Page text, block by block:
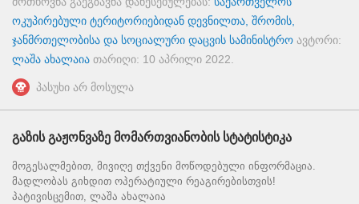
ოკუპირებული ტერიტორიებიდან დევნილთა, შრომის,
ჯანმრთელობისა და სოციალური დაცვის სამინისტრო ავტორი:
ლაშა ახალაია თარიღი: 10 აპრილი 2022
პასუხი არ მოსულა
გაზის გაჟონვაზე მომართვიანობის სტატისტიკა
მოგესალმებით, მივიღე თქვენი მოწოდებული ინფორმაცია.
მადლობას გიხდით ოპერატიული რეაგირებისთვის!
პატივისცემით, ლაშა ახალაია